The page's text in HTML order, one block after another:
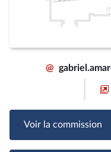
@
Voir la commission